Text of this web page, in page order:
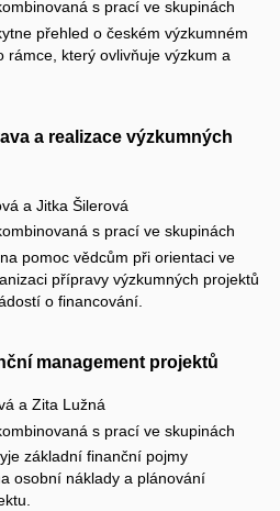
s prací ve skupinách
přehled o českém výzkumném
rámce, který ovlivňuje výzkum a
a realizace výzkumných
a Jitka Šilerová
s prací ve skupinách
pomoc vědcům při orientaci ve
přípravy výzkumných projektů
o financování.
management projektů
a Zita Lužná
s prací ve skupinách
základní finanční pojmy
osobní náklady a plánování